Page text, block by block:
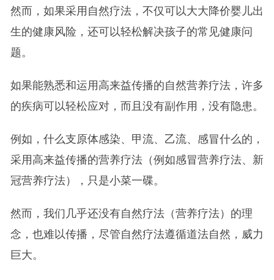
然而，如果采用自然疗法，不仅可以大大降价婴儿出
生的健康风险，还可以轻松解决孩子的常见健康问
题。
如果能熟悉和运用高来益传播的自然营养疗法，许多
的疾病可以轻松应对，而且没有副作用，没有隐患。
例如，什么支原体感染、甲流、乙流、感冒什么的，
采用高来益传播的营养疗法（例如感冒营养疗法、新
冠营养疗法），只是小菜一碟。
然而，我们几乎还没有自然疗法（营养疗法）的理
念，也难以传播，尽管自然疗法遵循道法自然，威力
巨大。